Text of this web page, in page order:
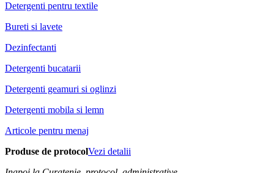
Detergenti pentru textile
Bureti si lavete
Dezinfectanti
Detergenti bucatarii
Detergenti geamuri si oglinzi
Detergenti mobila si lemn
Articole pentru menaj
Produse de protocolVezi detalii